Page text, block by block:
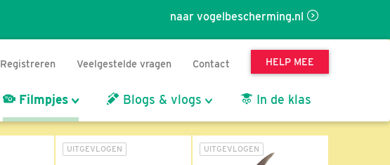
naar vogelbescherming.nl
Registreren Veelgestelde vragen Contact HELP MEE
Filmpjes Blogs & vlogs In de klas
UITGEVLOGEN UITGEVLOGEN